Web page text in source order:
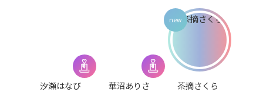
汐瀬はなび 華沼ありさ 茶摘さくら